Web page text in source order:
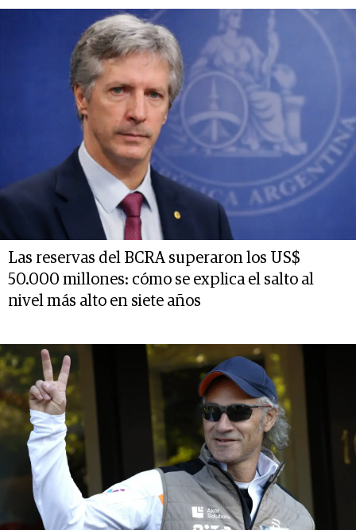
Las reservas del BCRA superaron los US$
50.000 millones: cómo se explica el salto al
nivel más alto en siete años